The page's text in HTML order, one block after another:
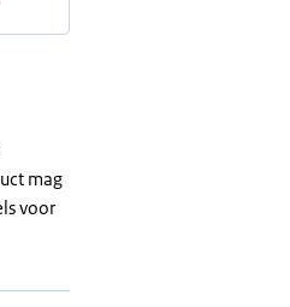
mag
voor